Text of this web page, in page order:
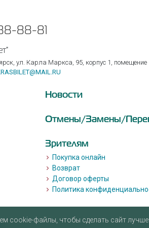
88-81
ул. Карла Маркса, 95, корпус 1, помещение
Новости
Отмены/Замены/
Зрителям
Покупка онлайн
Возврат
Договор оферты
Политика
cookie-файлы, чтобы сделать сайт лучше